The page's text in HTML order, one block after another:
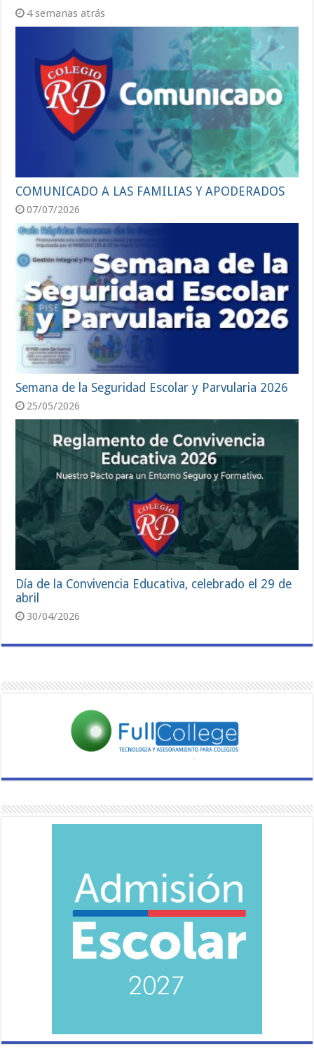
4 semanas atrás
COMUNICADO A LAS FAMILIAS Y APODERADOS
07/07/2026
Semana de la Seguridad Escolar y Parvularia 2026
25/05/2026
Día de la Convivencia Educativa, celebrado el 29 de
abril
30/04/2026